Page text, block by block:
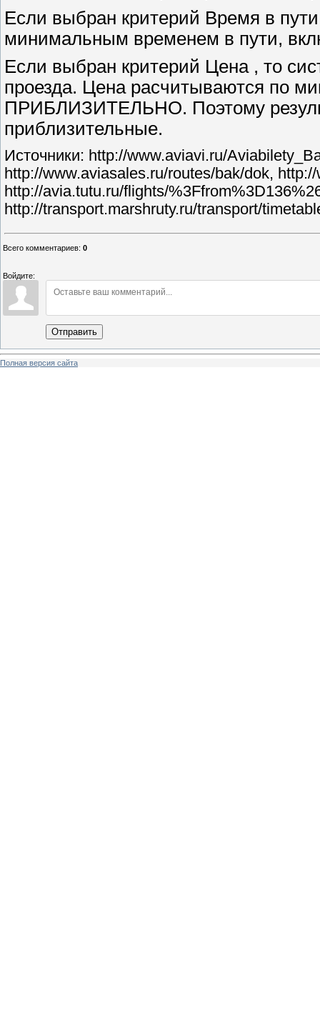
Если выбран критерий Время в
минимальным временем в пути,
Если выбран критерий Цена , то
проезда. Цена расчитываются по
ПРИБЛИЗИТЕЛЬНО. Поэтому
приблизительные.
Источники: http://www.aviavi.ru/
http://www.aviasales.ru/routes/bak/dok,
http://avia.tutu.ru/flights/
http://transport.marshruty.ru/transport/
Всего комментариев: 0
Войдите:
Отправить
Полная версия сайта